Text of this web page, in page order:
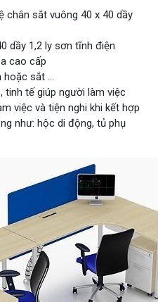
chân sắt vuông 40 x 40 dầy
dầy 1,2 ly sơn tĩnh điện
cao cấp
hoặc sắt ...
tinh tế giúp người làm việc
việc và tiện nghi khi kết hợp
như: hộc di động, tủ phụ